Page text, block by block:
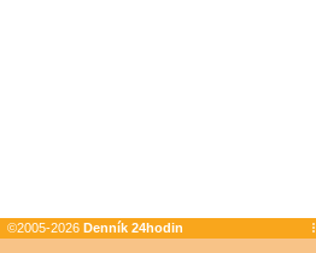
©2005-2026 Denník 24hodin